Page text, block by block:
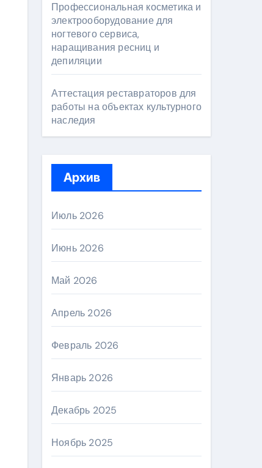
Профессиональная косметика и
электрооборудование для
ногтевого сервиса,
наращивания ресниц и
депиляции
Аттестация реставраторов для
работы на объектах культурного
наследия
Архив
Июль 2026
Июнь 2026
Май 2026
Апрель 2026
Февраль 2026
Январь 2026
Декабрь 2025
Ноябрь 2025